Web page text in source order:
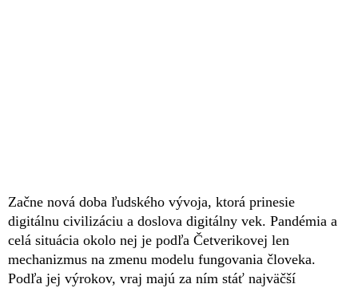
Začne nová doba ľudského vývoja, ktorá prinesie
digitálnu civilizáciu a doslova digitálny vek. Pandémia a
celá situácia okolo nej je podľa Četverikovej len
mechanizmus na zmenu modelu fungovania človeka.
Podľa jej výrokov, vraj majú za ním stáť najväčší